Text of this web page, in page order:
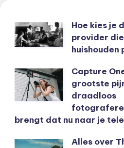
Hoe kies je
provider
huishouden
Capture
grootste
draadloos
brengt dat nu naar je
Alles over